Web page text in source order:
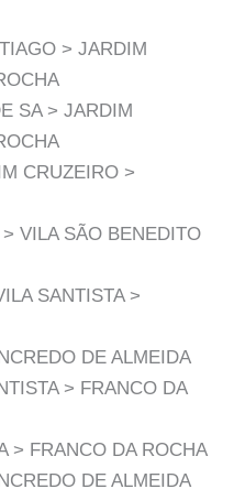
> JARDIM
SA > JARDIM
CRUZEIRO >
VILA SÃO BENEDITO
SANTISTA >
DE ALMEIDA
> FRANCO DA
> FRANCO DA ROCHA
DE ALMEIDA